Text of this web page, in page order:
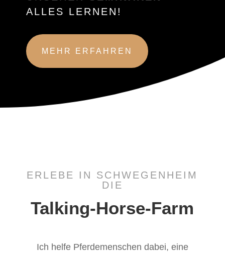
ALLES LERNEN!
MEHR ERFAHREN
ERLEBE IN SCHWEGENHEIM
DIE
Talking-Horse-Farm
Ich helfe Pferdemenschen dabei, eine